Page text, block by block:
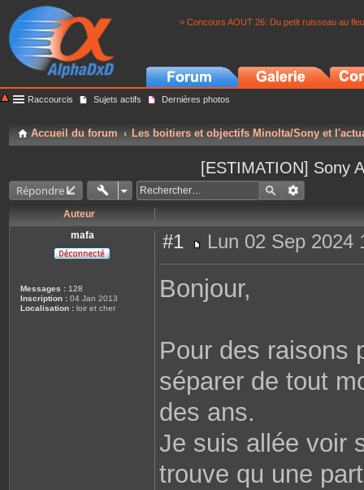
> Concours AOUT 26: Du petit ruisseau au
Raccourcis Sujets actifs Dernières photos
Accueil du forum Les boitiers et objectifs Minolta/Sony et
[ESTIMATION] Sony
Répondre
Auteur
mafa
Messages : 128
Inscription : 04 Jan 2013
Localisation : loir et cher
#1
e
g
Lun 02 Sep 2024
Bonjour,
Pour des raisons
séparer de tout
des ans.
Je suis allée voir
trouve qu une